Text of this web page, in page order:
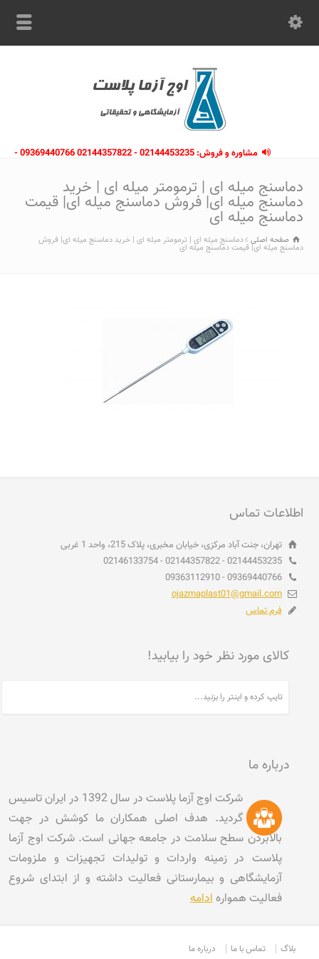
مشاوره و فروش: 02144453235 - 02144357822 09369440766 -
دماسنج میله ای | ترمومتر میله ای | خرید
دماسنج میله ای| فروش دماسنج میله ای| قیمت
دماسنج میله ای
صفحه اصلی دماسنج میله ای | ترمومتر میله ای | خرید دماسنج میله ای| فروش
دماسنج میله ای| قیمت دماسنج میله ای
اطلاعات تماس
تهران، جنت آباد مرکزی، خیابان مخبری، پلاک 215، واحد 1 غربی
02144453235 - 02144357822 - 02146133754
09369440766 - 09363112910
ojazmaplast01@gmail.com
فرم تماس
کالای مورد نظر خود را بیابید!
درباره ما
شرکت اوج آزما پلاست در سال 1392 در ایران تاسیس
گردید. هدف اصلی همکاران ما کوشش در جهت
بالابردن سطح سلامت در جامعه جهانی است. شرکت اوج آزما
پلاست در زمینه واردات و تولیدات تجهیزات و ملزومات
آزمایشگاهی و بیمارستانی فعالیت داشته و از ابتدای شروع
فعالیت هموارهادامه
درباره ما تماس با ما بلاگ